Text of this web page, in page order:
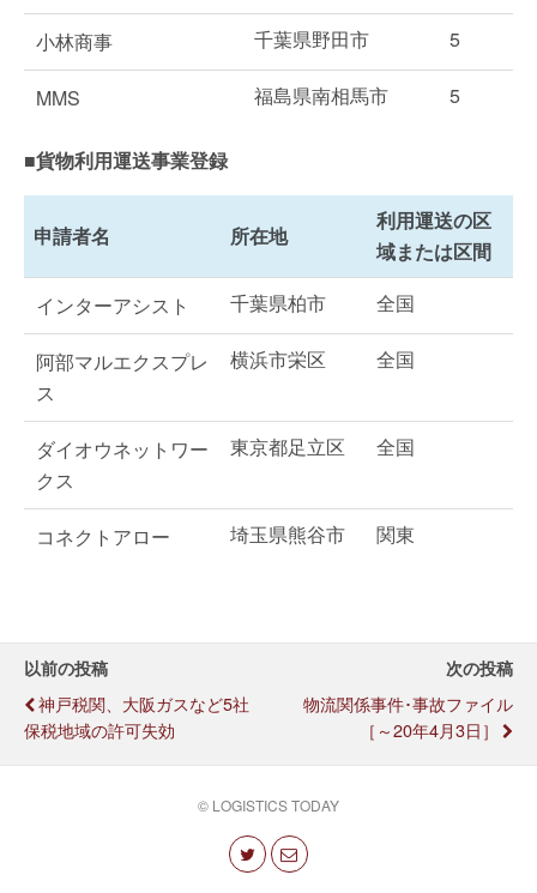
小林商事 千葉県野田市 5
MMS 福島県南相馬市 5
■貨物利用運送事業登録
申請者名 所在地
利用運送の区
域または区間
インターアシスト
千葉県柏市 全国
阿部マルエクスプレ
ス
横浜市栄区 全国
ダイオウネットワー
クス
東京都足立区 全国
コネクトアロー 埼玉県熊谷市 関東
以前の投稿
神戸税関、大阪ガスなど5社
保税地域の許可失効
次の投稿
物流関係事件･事故ファイル
［～20年4月3日］
© LOGISTICS TODAY